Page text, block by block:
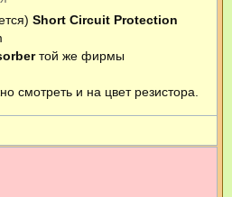
Short Circuit Protection
той же фирмы
смотреть и на цвет резистора.